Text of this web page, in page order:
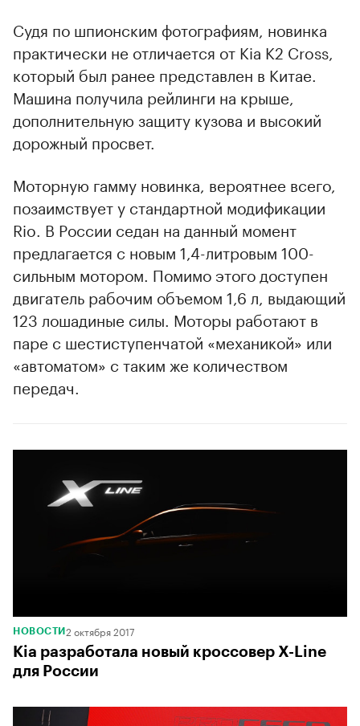
Судя по шпионским фотографиям, новинка
практически не отличается от Kia K2 Cross,
который был ранее представлен в Китае.
Машина получила рейлинги на крыше,
дополнительную защиту кузова и высокий
дорожный просвет.
00:00 / 00:00
Моторную гамму новинка, вероятнее всего,
позаимствует у стандартной модификации
Rio. В России седан на данный момент
предлагается с новым 1,4-литровым 100-
сильным мотором. Помимо этого доступен
двигатель рабочим объемом 1,6 л, выдающий
123 лошадиные силы. Моторы работают в
паре с шестиступенчатой «механикой» или
«автоматом» с таким же количеством
передач.
НОВОСТИ 2 октября 2017
Kia разработала новый кроссовер X-Line
для России